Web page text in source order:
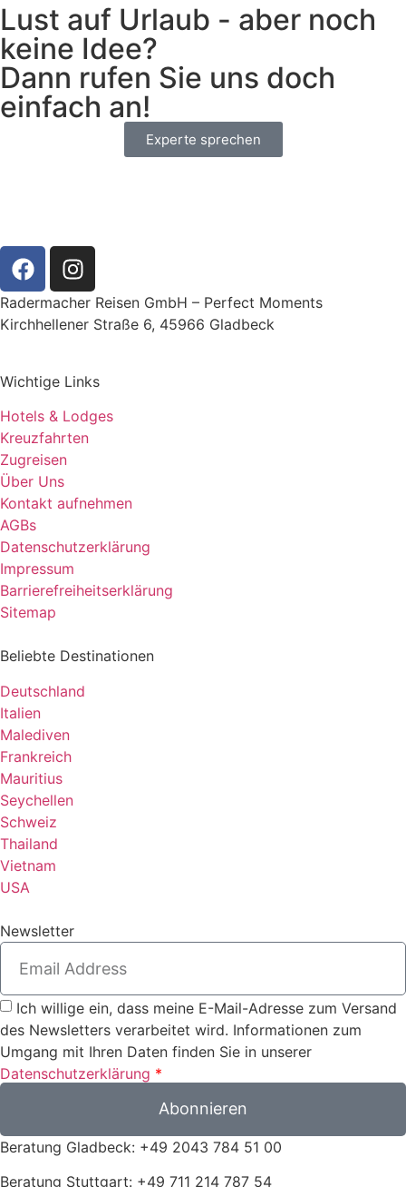
Lust auf Urlaub - aber noch
keine Idee?
Dann rufen Sie uns doch
einfach an!
Experte sprechen
Radermacher Reisen GmbH – Perfect Moments
Kirchhellener Straße 6, 45966 Gladbeck
Wichtige Links
Hotels & Lodges
Kreuzfahrten
Zugreisen
Über Uns
Kontakt aufnehmen
AGBs
Datenschutzerklärung
Impressum
Barrierefreiheitserklärung
Sitemap
Beliebte Destinationen
Deutschland
Italien
Malediven
Frankreich
Mauritius
Seychellen
Schweiz
Thailand
Vietnam
USA
Newsletter
Ich willige ein, dass meine E-Mail-Adresse zum Versand
des Newsletters verarbeitet wird. Informationen zum
Umgang mit Ihren Daten finden Sie in unserer
Datenschutzerklärung *
Abonnieren
Beratung Gladbeck: +49 2043 784 51 00
Beratung Stuttgart: +49 711 214 787 54